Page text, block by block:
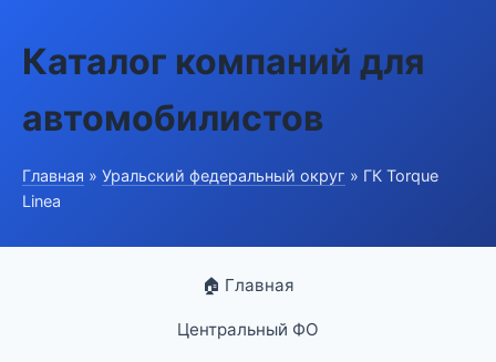
Каталог компаний для
автомобилистов
Главная » Уральский федеральный округ » ГК Torque
Linea
🏠 Главная
Центральный ФО